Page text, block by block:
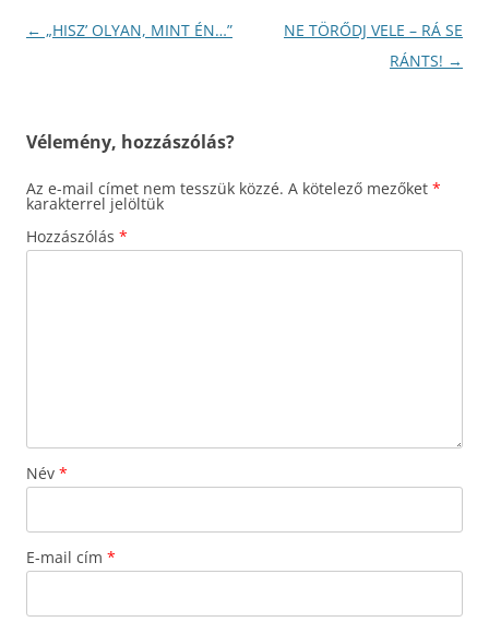
Bejegyzés
← „HISZ’ OLYAN, MINT ÉN…”
NE TÖRŐDJ VELE – RÁ SE
RÁNTS! →
Vélemény, hozzászólás?
Az e-mail címet nem tesszük közzé. A kötelező mezőket *
karakterrel jelöltük
Hozzászólás *
Név *
E-mail cím *